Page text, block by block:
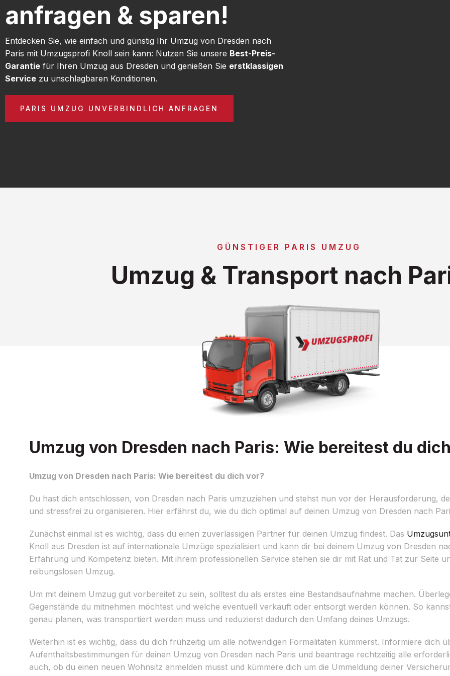
anfragen & sparen!
Entdecken Sie, wie einfach und günstig Ihr Umzug von Dresden nach
Paris mit Umzugsprofi Knoll sein kann: Nutzen Sie unsere Best-Preis-
Garantie für Ihren Umzug aus Dresden und genießen Sie erstklassigen
Service zu unschlagbaren Konditionen.
PARIS UMZUG UNVERBINDLICH ANFRAGEN
GÜNSTIGER PARIS UMZUG
Umzug & Transport nach
Umzug von Dresden nach Paris: Wie bereitest du
Umzug von Dresden nach Paris: Wie bereitest du dich vor?
Du hast dich entschlossen, von Dresden nach Paris umzuziehen und stehst nun vor der Herausforderung,
und stressfrei zu organisieren. Hier erfährst du, wie du dich optimal auf deinen Umzug von Dresden nach
Zunächst einmal ist es wichtig, dass du einen zuverlässigen Partner für deinen Umzug findest. Das
Knoll aus Dresden ist auf internationale Umzüge spezialisiert und kann dir bei deinem Umzug von Dresden
Erfahrung und Kompetenz bieten. Mit ihrem professionellen Service stehen sie dir mit Rat und Tat zur Seite
reibungslosen Umzug.
Um mit deinem Umzug gut vorbereitet zu sein, solltest du als erstes eine Bestandsaufnahme machen.
Gegenstände du mitnehmen möchtest und welche eventuell verkauft oder entsorgt werden können. So
genau planen, was transportiert werden muss und reduzierst dadurch den Umfang deines Umzugs.
Weiterhin ist es wichtig, dass du dich frühzeitig um alle notwendigen Formalitäten kümmerst. Informiere dich
Aufenthaltsbestimmungen für deinen Umzug von Dresden nach Paris und beantrage rechtzeitig alle
auch, ob du einen neuen Wohnsitz anmelden musst und kümmere dich um die Ummeldung deiner